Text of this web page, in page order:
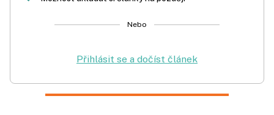
Nebo
Přihlásit se a dočíst článek